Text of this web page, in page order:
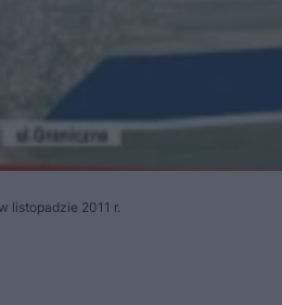
listopadzie 2011 r.